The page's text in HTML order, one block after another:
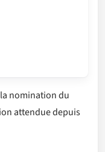
nomination du
attendue depuis